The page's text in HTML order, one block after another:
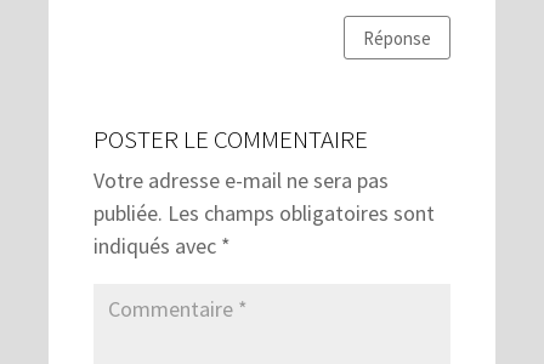
Réponse
POSTER LE COMMENTAIRE
Votre adresse e-mail ne sera pas
publiée. Les champs obligatoires sont
indiqués avec *